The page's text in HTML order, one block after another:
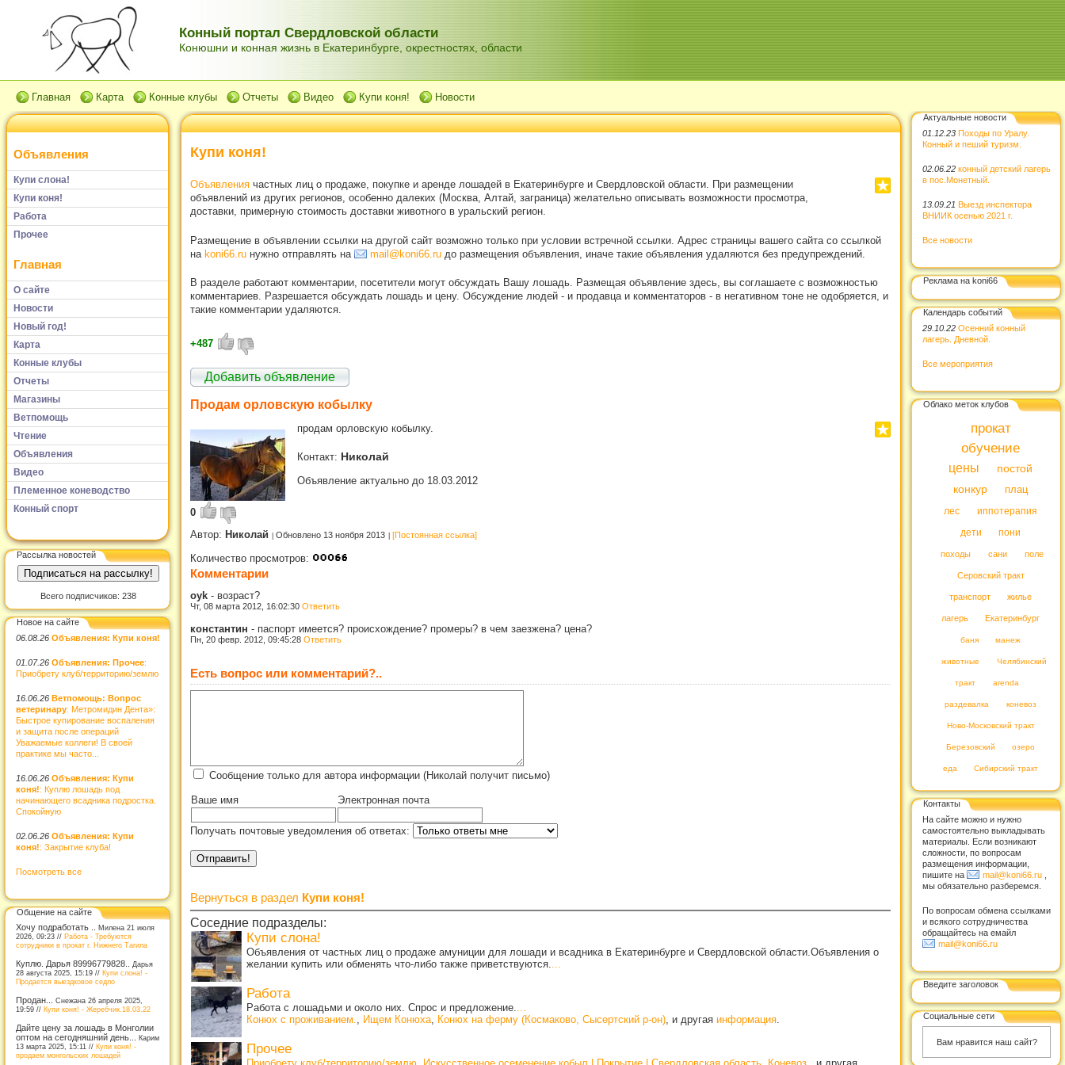
Конный портал Свердловской области
Конюшни и конная жизнь в Екатеринбурге, окрестностях, области
Главная Карта Конные клубы Отчеты Видео Купи коня! Новости
Объявления
Купи слона!
Купи коня!
Работа
Прочее
Главная
О сайте
Новости
Новый год!
Карта
Конные клубы
Отчеты
Магазины
Ветпомощь
Чтение
Объявления
Видео
Племенное коневодство
Конный спорт
Рассылка новостей
Всего подписчиков: 238
Новое на сайте
06.08.26 Объявления: Купи коня!
01.07.26 Объявления: Прочее:
Приобрету клуб/территорию/землю
16.06.26 Ветпомощь: Вопрос
ветеринару: Метромидин Дента»:
Быстрое купирование воспаления
и защита после операций
Уважаемые коллеги! В своей
практике мы часто...
16.06.26 Объявления: Купи
коня!: Куплю лошадь под
начинающего всадника подростка.
Спокойную
02.06.26 Объявления: Купи
коня!: Закрытие клуба!
Посмотреть все
Общение на сайте
Хочу подработать .. Милена 21 июля
2026, 09:23 // Работа - Требуются
сотрудники в прокат г. Нижнего Тагила
Куплю. Дарья 89996779828..
Дарья
28 августа 2025, 15:19 // Купи слона! -
Продается выездковое седло
Продан... Снежана 26 апреля 2025,
19:59 // Купи коня! - Жеребчик.18.03.22
Дайте цену за лошадь в Монголии
оптом на сегодняшний день... Карим
13 марта 2025, 15:11 // Купи коня! -
продаем монгольских лошадей
Купи коня!
Объявления частных лиц о продаже, покупке и аренде лошадей в Екатеринбурге и Свердловской области. При размещении
объявлений из других регионов, особенно далеких (Москва, Алтай, заграница) желательно описывать возможности просмотра,
доставки, примерную стоимость доставки животного в уральский регион.
Размещение в объявлении ссылки на другой сайт возможно только при условии встречной ссылки. Адрес страницы вашего сайта со ссылкой
на koni66.ru нужно отправлять на mail@koni66.ru до размещения объявления, иначе такие объявления удаляются без предупреждений.
В разделе работают комментарии, посетители могут обсуждать Вашу лошадь. Размещая объявление здесь, вы соглашаете с возможностью
комментариев. Разрешается обсуждать лошадь и цену. Обсуждение людей - и продавца и комментаторов - в негативном тоне не одобряется, и
такие комментарии удаляются.
+487
Добавить объявление
Продам орловскую кобылку
продам орловскую кобылку.
Контакт: Николай
Объявление актуально до 18.03.2012
0
Автор: Николай Обновлено 13 ноября 2013 [Постоянная ссылка]
Количество просмотров:
Комментарии
oyk - возраст?
Чт, 08 марта 2012, 16:02:30 Ответить
константин - паспорт имеется? происхождение? промеры? в чем заезжена? цена?
Пн, 20 февр. 2012, 09:45:28 Ответить
Есть вопрос или комментарий?..
Сообщение только для автора информации (Николай получит письмо)
Ваше имя Электронная почта
Получать почтовые уведомления об ответах:
Вернуться в раздел Купи коня!
Соседние подразделы:
Купи слона!
Объявления от частных лиц о продаже амуниции для лошади и всадника в Екатеринбурге и Свердловской области.Объявления о
желании купить или обменять что-либо также приветствуются....
Работа
Работа с лошадьми и около них. Спрос и предложение....
Конюх с проживанием., Ищем Конюха, Конюх на ферму (Космаково, Сысертский р-он), и другая информация.
Прочее
Актуальные новости
01.12.23 Походы по Уралу.
Конный и пеший туризм.
02.06.22 конный детский лагерь
в пос.Монетный.
13.09.21 Выезд инспектора
ВНИИК осенью 2021 г.
Все новости
Реклама на koni66
Календарь событий
29.10.22 Осенний конный
лагерь. Дневной.
Все мероприятия
Облако меток клубов
прокат
обучение
цены
постой
конкур
плац
лес
иппотерапия
дети
пони
походы сани поле
Серовский тракт
транспорт жилье
лагерь Екатеринбург
баня манеж
животные Челябинский
тракт arenda
раздевалка коневоз
Ново-Московский тракт
Березовский озеро
еда Сибирский тракт
Контакты
На сайте можно и нужно
самостоятельно выкладывать
материалы. Если возникают
сложности, по вопросам
размещения информации,
пишите на
mail@koni66.ru
мы обязательно разберемся.
По вопросам обмена ссылками
и всякого сотрудничества
обращайтесь на емайл
mail@koni66.ru
Введите заголовок
Социальные сети
Вам нравится наш сайт?